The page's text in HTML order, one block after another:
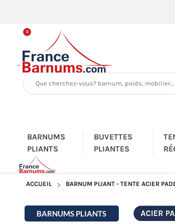
0
BARNUMS
PLIANTS
BUVETTES
PLIANTES
ACCUEIL BARNUM PLIANT - TENTE ACIER
BARNUMS PLIANTS